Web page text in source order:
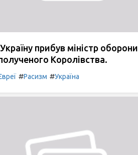
прибув міністр оборони
Королівства.
#Расизм #Україна